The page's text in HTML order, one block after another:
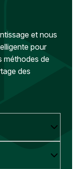
et nous
pour
méthodes de
des